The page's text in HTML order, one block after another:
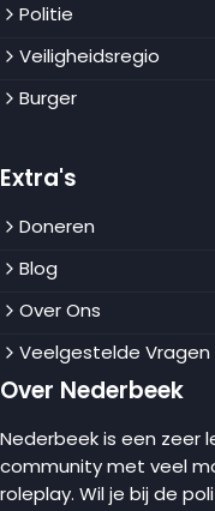
Politie
Veiligheidsregio
Burger
Extra's
Doneren
Blog
Over Ons
Veelgestelde Vragen
Over Nederbeek
Nederbeek is een zeer
community met veel
roleplay. Wil je bij de